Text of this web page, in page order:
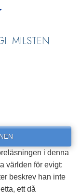
MILSTEN
i denna
världen för evigt:
beskrev han inte
ett då